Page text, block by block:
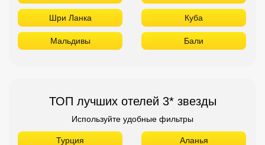
Шри Ланка Куба
Мальдивы Бали
ТОП лучших отелей 3* звезды
Используйте удобные фильтры
Турция Аланья